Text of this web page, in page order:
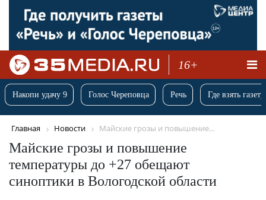
16+
Накопи удачу 9 Голос Череповца Речь Где взять
Главная Новости Майские грозы и повышение...
Майские грозы и повышение
температуры до +27 обещают
синоптики в Вологодской области